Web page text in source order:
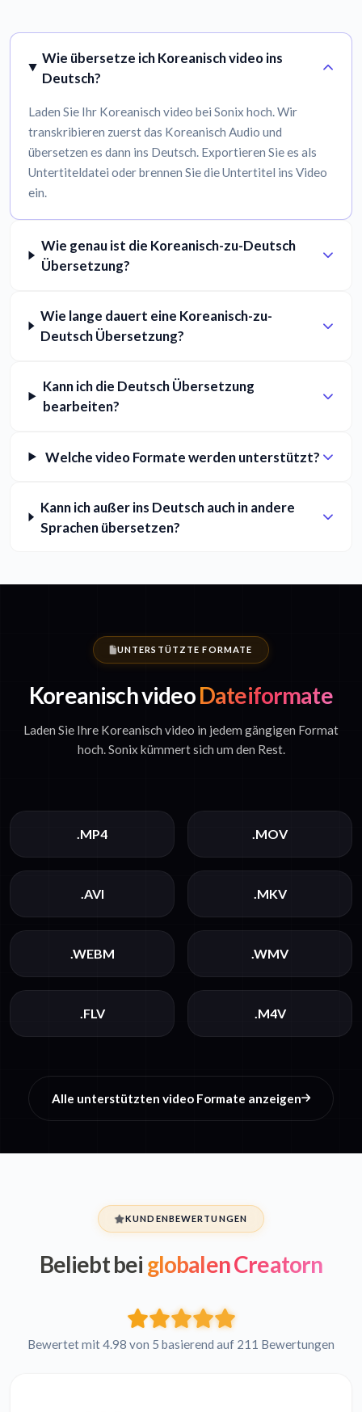
Wie übersetze ich Koreanisch video ins
Deutsch?
Laden Sie Ihr Koreanisch video bei Sonix hoch. Wir
transkribieren zuerst das Koreanisch Audio und
übersetzen es dann ins Deutsch. Exportieren Sie es als
Untertiteldatei oder brennen Sie die Untertitel ins Video
ein.
Wie genau ist die Koreanisch-zu-Deutsch
Übersetzung?
Wie lange dauert eine Koreanisch-zu-
Deutsch Übersetzung?
Kann ich die Deutsch Übersetzung
bearbeiten?
Welche video Formate werden unterstützt?
Kann ich außer ins Deutsch auch in andere
Sprachen übersetzen?
UNTERSTÜTZTE FORMATE
Koreanisch videoDateiformate
Laden Sie Ihre Koreanisch video in jedem gängigen Format
hoch. Sonix kümmert sich um den Rest.
.MP4 .MOV
.AVI .MKV
.WEBM .WMV
.FLV .M4V
Alle unterstützten video Formate anzeigen
KUNDENBEWERTUNGEN
Beliebt bei globalen Creatorn
Bewertet mit 4.98 von 5 basierend auf 211 Bewertungen